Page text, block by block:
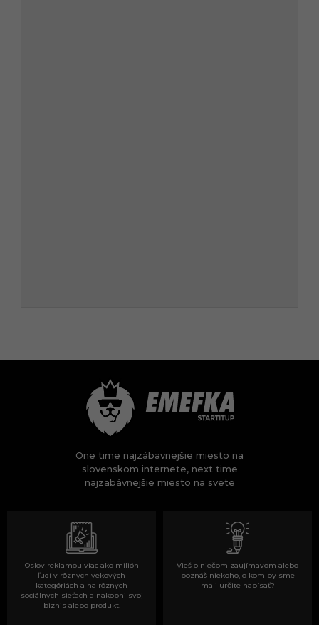
One time najzábavnejšie miesto na
slovenskom internete, next time
najzabávnejšie miesto na svete
Oslov reklamou viac ako milión
ľudí v rôznych vekových
kategóriách a na rôznych
sociálnych sieťach a nakopni svoj
biznis alebo produkt.
Vieš o niečom zaujímavom alebo
poznáš niekoho, o kom by sme
mali určite napísať?